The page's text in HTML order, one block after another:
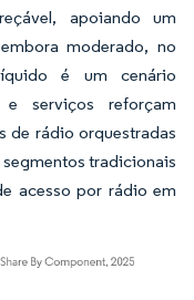
apoiando um
moderado, no
é um cenário
serviços reforçam
de rádio orquestradas
tradicionais
acesso por rádio em